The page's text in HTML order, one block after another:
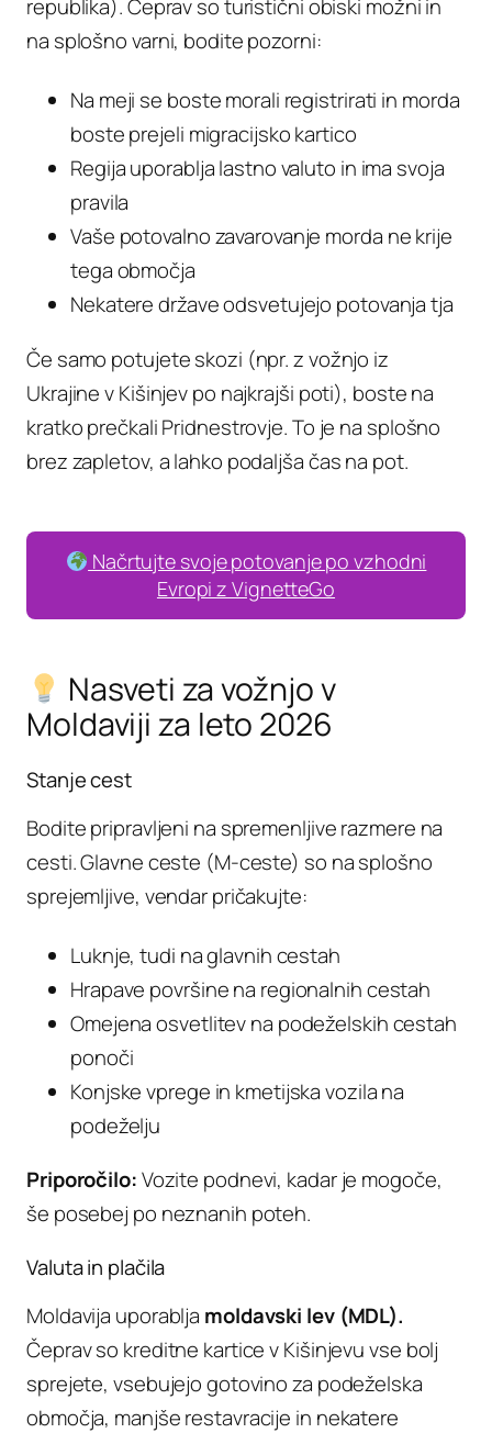
republika). Čeprav so turistični obiski možni in
na splošno varni, bodite pozorni:
Na meji se boste morali registrirati in morda
boste prejeli migracijsko kartico
Regija uporablja lastno valuto in ima svoja
pravila
Vaše potovalno zavarovanje morda ne krije
tega območja
Nekatere države odsvetujejo potovanja tja
Če samo potujete skozi (npr. z vožnjo iz
Ukrajine v Kišinjev po najkrajši poti), boste na
kratko prečkali Pridnestrovje. To je na splošno
brez zapletov, a lahko podaljša čas na pot.
Načrtujte svoje potovanje po vzhodni
Evropi z VignetteGo
Nasveti za vožnjo v
Moldaviji za leto 2026
Stanje cest
Bodite pripravljeni na spremenljive razmere na
cesti. Glavne ceste (M-ceste) so na splošno
sprejemljive, vendar pričakujte:
Luknje, tudi na glavnih cestah
Hrapave površine na regionalnih cestah
Omejena osvetlitev na podeželskih cestah
ponoči
Konjske vprege in kmetijska vozila na
podeželju
Priporočilo:Vozite podnevi, kadar je mogoče,
še posebej po neznanih poteh.
Valuta in plačila
Moldavija uporablja moldavski lev (MDL).
Čeprav so kreditne kartice v Kišinjevu vse bolj
sprejete, vsebujejo gotovino za podeželska
območja, manjše restavracije in nekatere